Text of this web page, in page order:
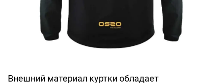
Внешний материал куртки обладает